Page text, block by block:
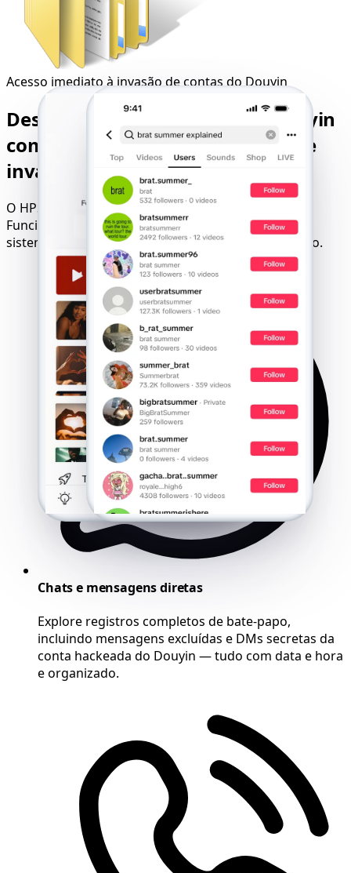
Acesso imediato à invasão de contas do Douyin
Desbloqueie qualquer conta Douyin
com nossos serviços confiáveis de
invasão online
O HPS™ garante a invasão de contas do Douyin.
Funciona em todos os navegadores, redes móveis e
sistemas operacionais - disponível sem configuração.
Chats e mensagens diretas
Explore registros completos de bate-papo,
incluindo mensagens excluídas e DMs secretas da
conta hackeada do Douyin — tudo com data e hora
e organizado.